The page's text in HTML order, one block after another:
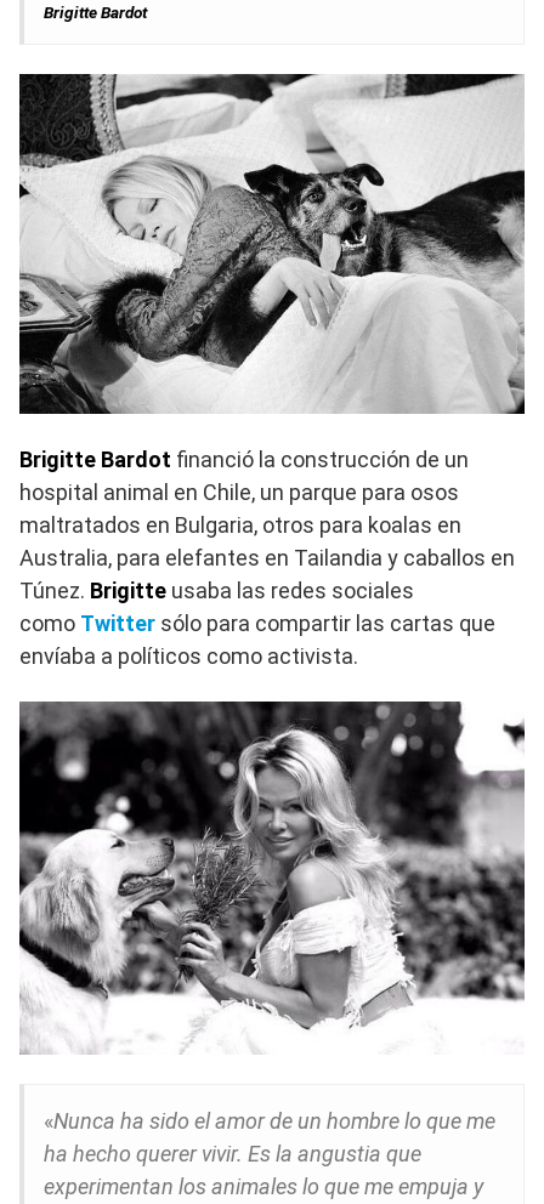
Brigitte Bardot
Brigitte Bardot financió la construcción de un
hospital animal en Chile, un parque para osos
maltratados en Bulgaria, otros para koalas en
Australia, para elefantes en Tailandia y caballos en
Túnez. Brigitte usaba las redes sociales
como Twitter sólo para compartir las cartas que
envíaba a políticos como activista.
«Nunca ha sido el amor de un hombre lo que me
ha hecho querer vivir. Es la angustia que
experimentan los animales lo que me empuja y